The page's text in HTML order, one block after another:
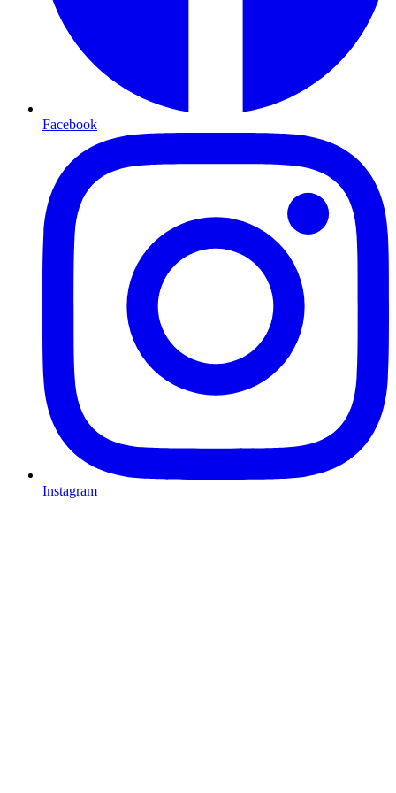
Facebook
Instagram